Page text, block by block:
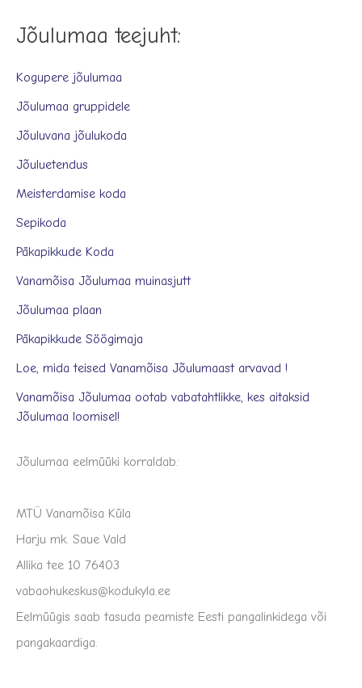
Jõulumaa teejuht:
Kogupere jõulumaa
Jõulumaa gruppidele
Jõuluvana jõulukoda
Jõuluetendus
Meisterdamise koda
Sepikoda
Päkapikkude Koda
Vanamõisa Jõulumaa muinasjutt
Jõulumaa plaan
Päkapikkude Söögimaja
Loe, mida teised Vanamõisa Jõulumaast arvavad !
Vanamõisa Jõulumaa ootab vabatahtlikke, kes aitaksid
Jõulumaa loomisel!
Jõulumaa eelmüüki korraldab:
MTÜ Vanamõisa Küla
Harju mk. Saue Vald
Allika tee 10 76403
vabaohukeskus@kodukyla.ee
Eelmüügis saab tasuda peamiste Eesti pangalinkidega või
pangakaardiga.